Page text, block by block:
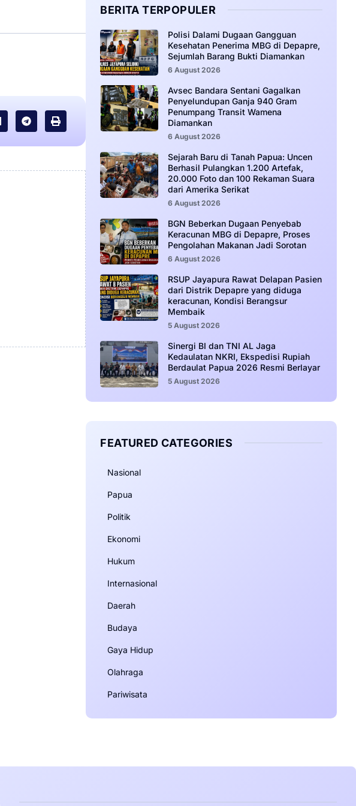
BERITA TERPOPULER
‎Polisi Dalami Dugaan Gangguan
Kesehatan Penerima MBG di Depapre,
Sejumlah Barang Bukti Diamankan
6 August 2026
Avsec Bandara Sentani Gagalkan
Penyelundupan Ganja 940 Gram
Penumpang Transit Wamena
Diamankan
6 August 2026
Sejarah Baru di Tanah Papua: Uncen
Berhasil Pulangkan 1.200 Artefak,
20.000 Foto dan 100 Rekaman Suara
dari Amerika Serikat
6 August 2026
BGN Beberkan Dugaan Penyebab
Keracunan MBG di Depapre, Proses
Pengolahan Makanan Jadi Sorotan
6 August 2026
RSUP Jayapura Rawat Delapan Pasien
dari Distrik Depapre yang diduga
keracunan, Kondisi Berangsur
Membaik
5 August 2026
Sinergi BI dan TNI AL Jaga
Kedaulatan NKRI, Ekspedisi Rupiah
Berdaulat Papua 2026 Resmi Berlayar
5 August 2026
FEATURED CATEGORIES
Nasional
Papua
Politik
Ekonomi
Hukum
Internasional
Daerah
Budaya
Gaya Hidup
Olahraga
Pariwisata